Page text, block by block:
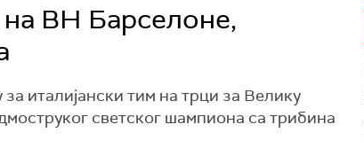
ВН Барселоне,
италијански тим на трци за Велику
светског шампиона са трибина